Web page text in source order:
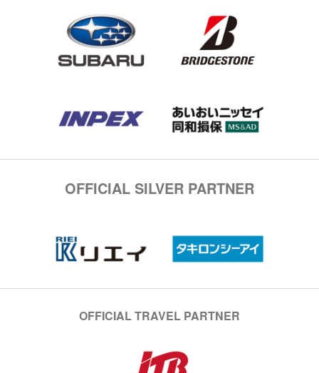
OFFICIAL SILVER PARTNER
OFFICIAL TRAVEL PARTNER